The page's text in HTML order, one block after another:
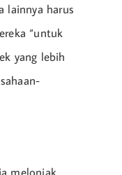
lainnya harus
“untuk
yang lebih
melonjak